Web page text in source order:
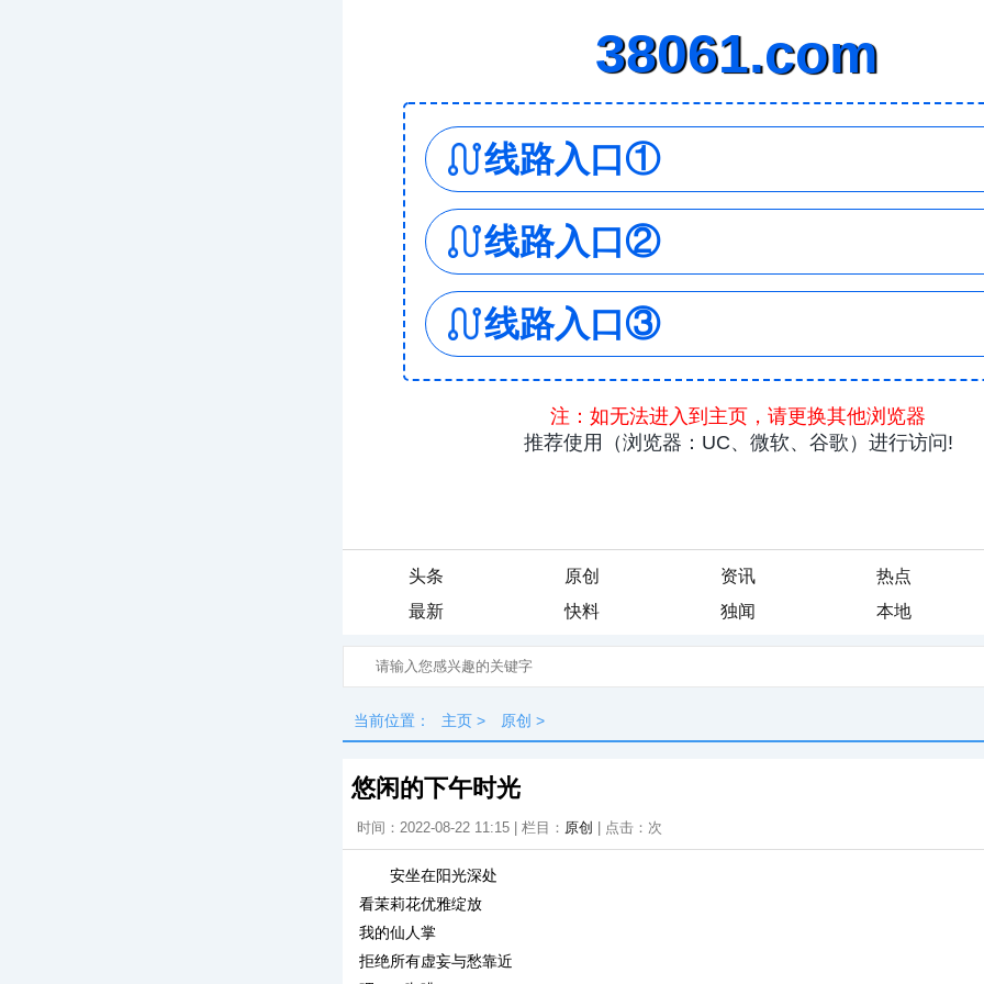
头条 原创 资讯
热点
最新
快料 独闻 本地
当前位置： 主页 > 原创 >
悠闲的下午时光
时间：2022-08-22 11:15 | 栏目： 原创 | 点击： 次
安坐在阳光深处
看茉莉花优雅绽放
我的仙人掌
拒绝所有虚妄与愁靠近